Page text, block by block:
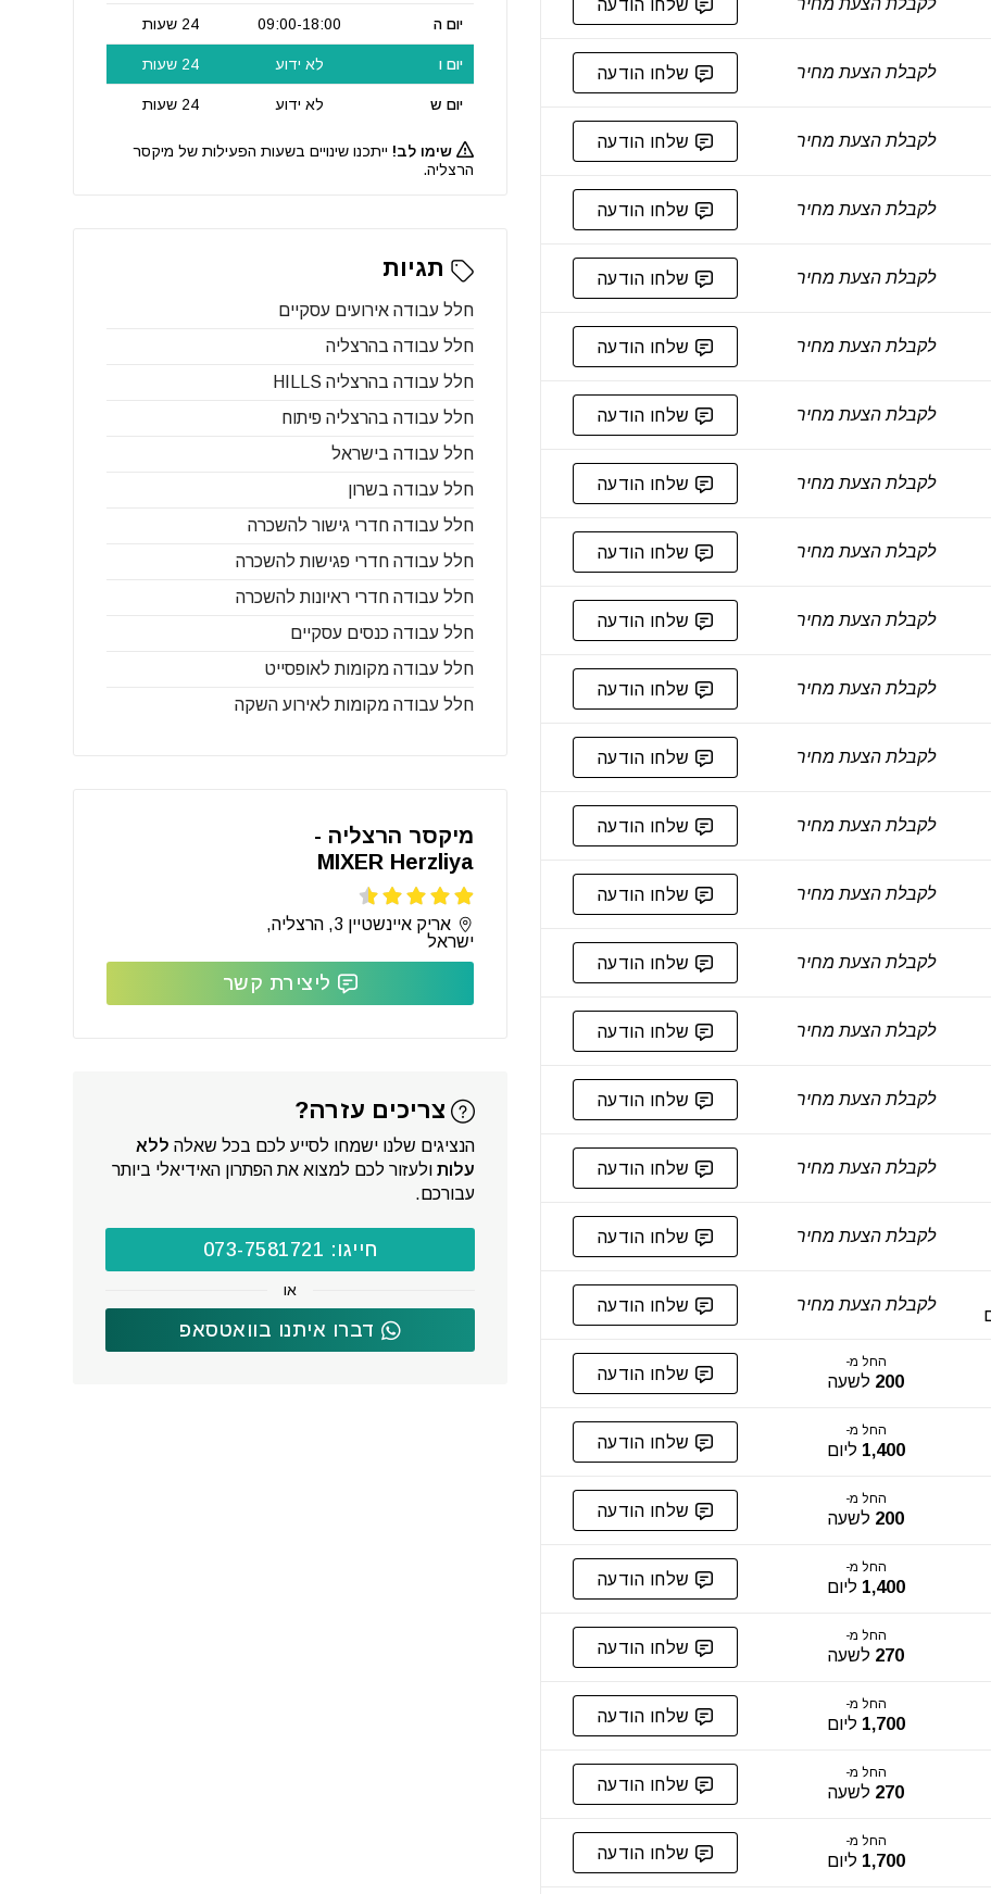
לקבלת הצעת מחיר שלחו הודעה
לקבלת הצעת מחיר שלחו הודעה
לקבלת הצעת מחיר שלחו הודעה
לקבלת הצעת מחיר שלחו הודעה
לקבלת הצעת מחיר שלחו הודעה
לקבלת הצעת מחיר שלחו הודעה
לקבלת הצעת מחיר שלחו הודעה
לקבלת הצעת מחיר שלחו הודעה
לקבלת הצעת מחיר שלחו הודעה
לקבלת הצעת מחיר שלחו הודעה
לקבלת הצעת מחיר שלחו הודעה
לקבלת הצעת מחיר שלחו הודעה
לקבלת הצעת מחיר שלחו הודעה
לקבלת הצעת מחיר שלחו הודעה
לקבלת הצעת מחיר שלחו הודעה
לקבלת הצעת מחיר שלחו הודעה
לקבלת הצעת מחיר שלחו הודעה
לקבלת הצעת מחיר שלחו הודעה
לקבלת הצעת מחיר שלחו הודעה
לקבלת הצעת מחיר שלחו הודעה
החל מ-
200 לשעה שלחו הודעה
החל מ-
1,400 ליום שלחו הודעה
החל מ-
200 לשעה שלחו הודעה
החל מ-
1,400 ליום שלחו הודעה
החל מ-
270 לשעה שלחו הודעה
החל מ-
1,700 ליום שלחו הודעה
החל מ-
270 לשעה שלחו הודעה
החל מ-
1,700 ליום שלחו הודעה
יום ה 09:00-18:00 24 שעות
יום ו לא ידוע 24 שעות
יום ש לא ידוע 24 שעות
שימו לב! ייתכנו שינויים בשעות הפעילות של מיקסר
הרצליה.
תגיות
חלל עבודה אירועים עסקיים
חלל עבודה בהרצליה
חלל עבודה בהרצליה HILLS
חלל עבודה בהרצליה פיתוח
חלל עבודה בישראל
חלל עבודה בשרון
חלל עבודה חדרי גישור להשכרה
חלל עבודה חדרי פגישות להשכרה
חלל עבודה חדרי ראיונות להשכרה
חלל עבודה כנסים עסקיים
חלל עבודה מקומות לאופסייט
חלל עבודה מקומות לאירוע השקה
מיקסר הרצליה -
MIXER Herzliya
אריק איינשטיין 3, הרצליה,
ישראל
ליצירת קשר
צריכים עזרה?
הנציגים שלנו ישמחו לסייע לכם בכל שאלה ללא
עלותולעזור לכם למצוא את הפתרון האידיאלי ביותר
עבורכם.
חייגו: 073-7581721
או
דברו איתנו בוואטסאפ